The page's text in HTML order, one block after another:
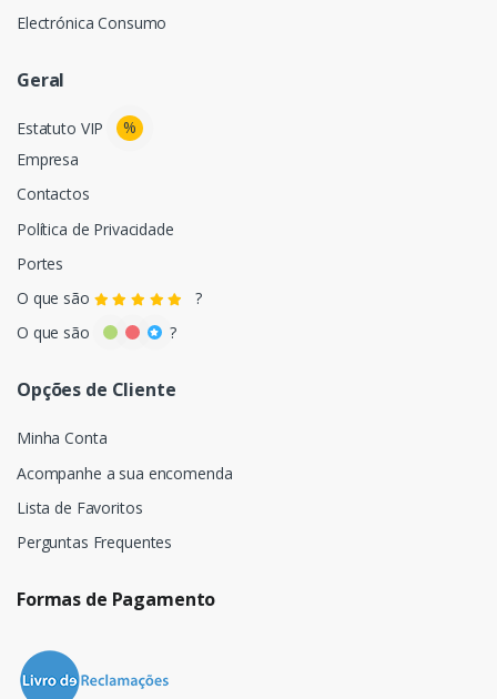
Electrónica Consumo
Geral
Estatuto VIP
%
Empresa
Contactos
Política de Privacidade
Portes
O que são
?
O que são
?
Opções de Cliente
Minha Conta
Acompanhe a sua encomenda
Lista de Favoritos
Perguntas Frequentes
Formas de Pagamento